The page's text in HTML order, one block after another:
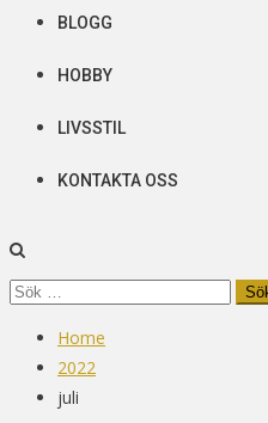
BLOGG
HOBBY
LIVSSTIL
KONTAKTA OSS
Sök
Home
2022
juli